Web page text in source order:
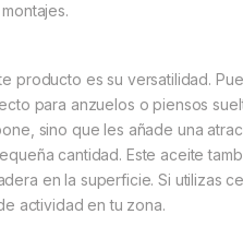
producto es su versatilidad.
para anzuelos o piensos
sino que les añade una
cantidad. Este aceite
en la superficie. Si utilizas
actividad en tu zona.